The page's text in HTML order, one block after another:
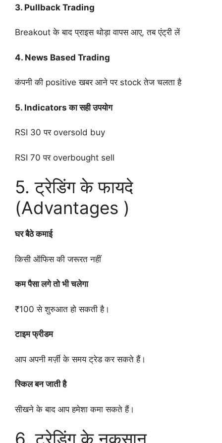
3. Pullback Trading
Breakout के बाद प्राइस थोड़ा वापस आए, तब एंट्री लें
4. News Based Trading
कंपनी की positive खबर आने पर stock तेज चलता है
5. Indicators का सही उपयोग
RSI 30 पर oversold buy
RSI 70 पर overbought sell
5. ट्रेडिंग के फायदे
(Advantages )
घर बैठे कमाई
किसी ऑफिस की जरूरत नहीं
कम पैसा लगे तो भी चलेगा
₹100 से शुरुआत हो सकती है।
टाइम फ्रीडम
आप अपनी मर्ज़ी के समय ट्रेड कर सकते हैं।
स्किल बन जाती है
सीखने के बाद आप हमेशा कमा सकते हैं।
6. ट्रेडिंग के नुकसान